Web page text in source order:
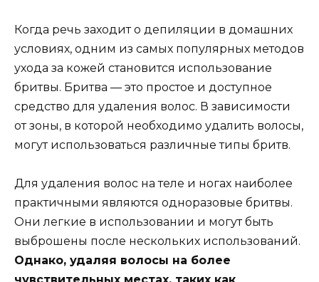
Когда речь заходит о депиляции в домашних
условиях, одним из самых популярных методов
ухода за кожей становится использование
бритвы. Бритва — это простое и доступное
средство для удаления волос. В зависимости
от зоны, в которой необходимо удалить волосы,
могут использоваться различные типы бритв.
Для удаления волос на теле и ногах наиболее
практичными являются одноразовые бритвы.
Они легкие в использовании и могут быть
выброшены после нескольких использований.
Однако, удаляя волосы на более